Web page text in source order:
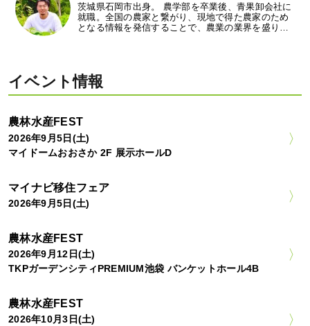
茨城県石岡市出身。 農学部を卒業後、青果卸会社に
就職。全国の農家と繋がり、現地で得た農家のため
となる情報を発信することで、農業の業界を盛り…
イベント情報
農林水産FEST
2026年9月5日(土)
マイドームおおさか 2F 展示ホールD
マイナビ移住フェア
2026年9月5日(土)
農林水産FEST
2026年9月12日(土)
TKPガーデンシティPREMIUM池袋 バンケットホール4B
農林水産FEST
2026年10月3日(土)